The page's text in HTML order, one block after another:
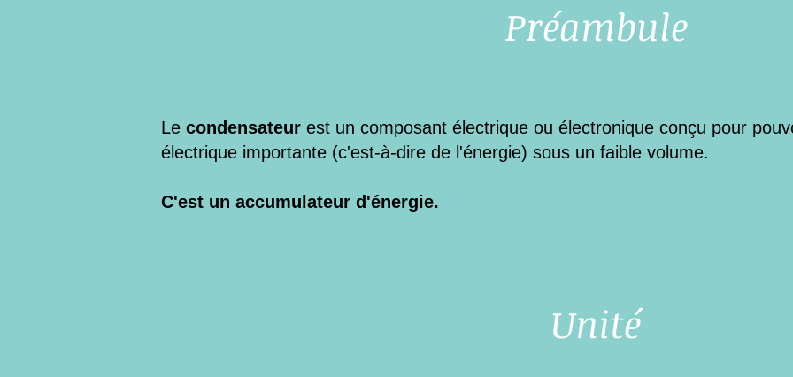
Préambule
Le condensateur est un composant électrique ou électronique conçu pour
électrique importante (c'est-à-dire de l'énergie) sous un faible volume.
C'est un accumulateur d'énergie.
Unité